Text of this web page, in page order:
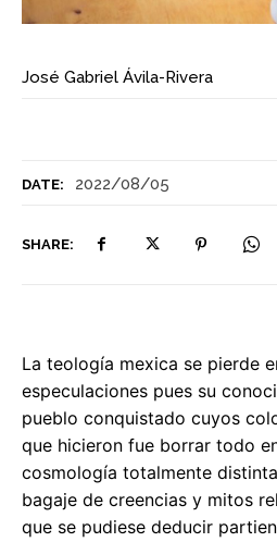
DATE: 2022/08/05
SHARE:
José Gabriel Ávila-Rivera
La teología mexica se pierde
especulaciones pues su
pueblo conquistado cuyos
que hicieron fue borrar todo
cosmología totalmente
bagaje de creencias y mitos
que se pudiese deducir